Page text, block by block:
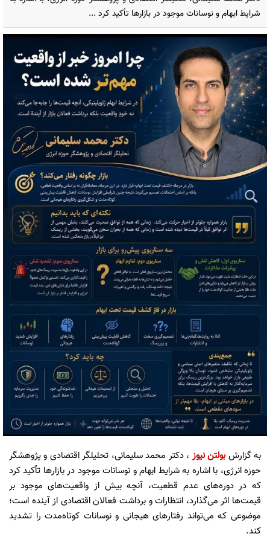
شرایط ابهام و نوسانات موجود در بازارها تأکید کرد ...
به گزارشبولتن نیوز ، دکتر محمد سلیمانی، تحلیلگر اقتصادی و پژوهشگر
حوزه انرژی، با اشاره به شرایط ابهام و نوسانات موجود در بازارها تأکید کرد
که در دوره‌های عدم قطعیت، آنچه بیش از واقعیت‌های موجود بر
قیمت‌ها اثر می‌گذارد، انتظارات و برداشت فعالان اقتصادی از آینده است؛
موضوعی که می‌تواند رفتارهای هیجانی و نوسانات کوتاه‌مدت را تشدید
کند.